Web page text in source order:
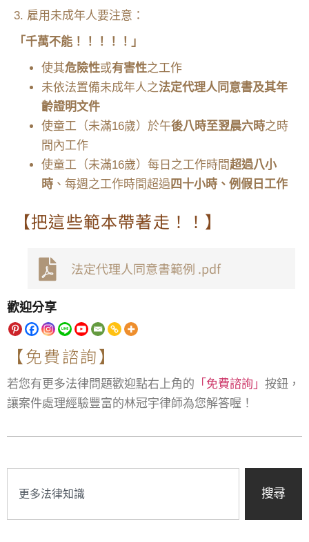
3. 雇用未成年人要注意：
「千萬不能！！！！！」
使其危險性或有害性之工作
未依法置備未成年人之法定代理人同意書及其年
齡證明文件
使童工（未滿16歲）於午後八時至翌晨六時之時
間內工作
使童工（未滿16歲）每日之工作時間超過八小
時 、每週之工作時間超過 四十小時、例假日工作
【把這些範本帶著走！！】
法定代理人同意書範例 .pdf
歡迎分享
【免費諮詢】
若您有更多法律問題歡迎點右上角的 「免費諮詢」 按鈕，
讓案件處理經驗豐富的林冠宇律師為您解答喔！
搜尋